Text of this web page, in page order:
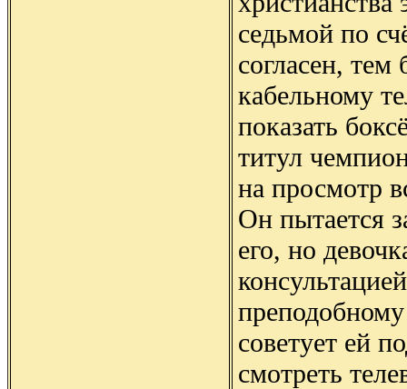
седьмой по
согласен, тем
кабельному
показать
титул
на просмотр
Он пытается
его, но
советует ей
смотреть